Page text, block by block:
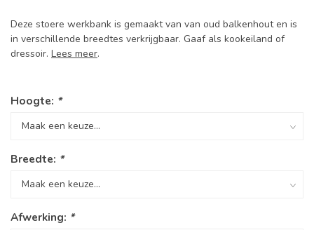
Deze stoere werkbank is gemaakt van van oud balkenhout en is
in verschillende breedtes verkrijgbaar. Gaaf als kookeiland of
dressoir. Lees meer.
Hoogte: *
Breedte: *
Afwerking: *